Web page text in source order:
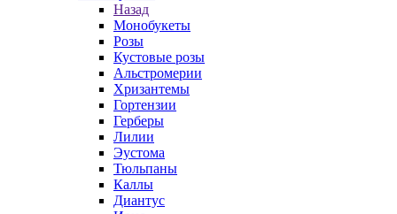
Назад
Монобукеты
Розы
Кустовые розы
Альстромерии
Хризантемы
Гортензии
Герберы
Лилии
Эустома
Тюльпаны
Каллы
Диантус